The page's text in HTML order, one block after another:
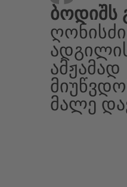
Ბოდიშს
Ამჟამად
Მალე